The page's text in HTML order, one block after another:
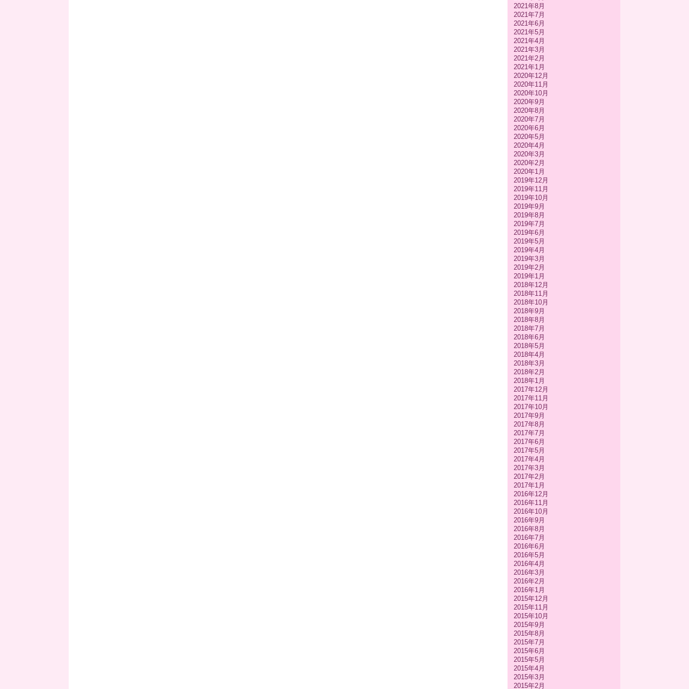
2021年8月
2021年7月
2021年6月
2021年5月
2021年4月
2021年3月
2021年2月
2021年1月
2020年12月
2020年11月
2020年10月
2020年9月
2020年8月
2020年7月
2020年6月
2020年5月
2020年4月
2020年3月
2020年2月
2020年1月
2019年12月
2019年11月
2019年10月
2019年9月
2019年8月
2019年7月
2019年6月
2019年5月
2019年4月
2019年3月
2019年2月
2019年1月
2018年12月
2018年11月
2018年10月
2018年9月
2018年8月
2018年7月
2018年6月
2018年5月
2018年4月
2018年3月
2018年2月
2018年1月
2017年12月
2017年11月
2017年10月
2017年9月
2017年8月
2017年7月
2017年6月
2017年5月
2017年4月
2017年3月
2017年2月
2017年1月
2016年12月
2016年11月
2016年10月
2016年9月
2016年8月
2016年7月
2016年6月
2016年5月
2016年4月
2016年3月
2016年2月
2016年1月
2015年12月
2015年11月
2015年10月
2015年9月
2015年8月
2015年7月
2015年6月
2015年5月
2015年4月
2015年3月
2015年2月